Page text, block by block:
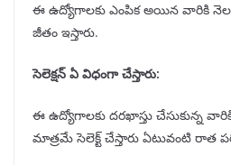
ఈ ఉద్యోగాలకు ఎంపిక అయిన వారికి
జీతం ఇస్తారు.
సెలెక్షన్ ఏ విధంగా చేస్తారు:
ఈ ఉద్యోగాలకు దరఖాస్తు చేసుకున్న
మాత్రమే సెలెక్ట్ చేస్తారు ఏటువంటి రాత